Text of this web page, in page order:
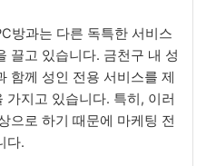
방과는 다른 독특한 서비스
끌고 있습니다. 금천구 내 성
함께 성인 전용 서비스를 제
지고 있습니다. 특히, 이러
으로 하기 때문에 마케팅 전
다.